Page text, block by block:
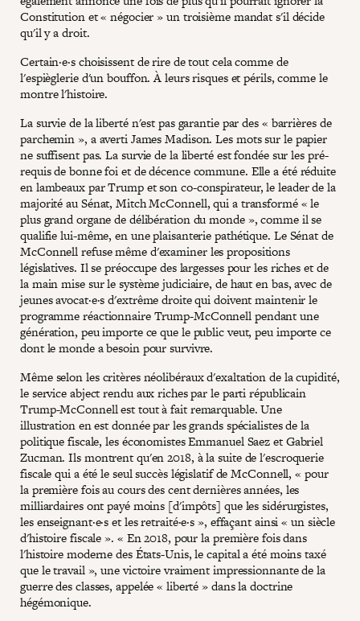
Constitution et « négocier » un troisième mandat s'il décide
qu'il y a droit.
Certain·e·s choisissent de rire de tout cela comme de
l'espièglerie d'un bouffon. À leurs risques et périls, comme le
montre l'histoire.
La survie de la liberté n'est pas garantie par des « barrières de
parchemin », a averti James Madison. Les mots sur le papier
ne suffisent pas. La survie de la liberté est fondée sur les pré-
requis de bonne foi et de décence commune. Elle a été réduite
en lambeaux par Trump et son co-conspirateur, le leader de la
majorité au Sénat, Mitch McConnell, qui a transformé « le
plus grand organe de délibération du monde », comme il se
qualifie lui-même, en une plaisanterie pathétique. Le Sénat de
McConnell refuse même d'examiner les propositions
législatives. Il se préoccupe des largesses pour les riches et de
la main mise sur le système judiciaire, de haut en bas, avec de
jeunes avocat·e·s d'extrême droite qui doivent maintenir le
programme réactionnaire Trump-McConnell pendant une
génération, peu importe ce que le public veut, peu importe ce
dont le monde a besoin pour survivre.
Même selon les critères néolibéraux d'exaltation de la cupidité,
le service abject rendu aux riches par le parti républicain
Trump-McConnell est tout à fait remarquable. Une
illustration en est donnée par les grands spécialistes de la
politique fiscale, les économistes Emmanuel Saez et Gabriel
Zucman. Ils montrent qu'en 2018, à la suite de l'escroquerie
fiscale qui a été le seul succès législatif de McConnell, « pour
la première fois au cours des cent dernières années, les
milliardaires ont payé moins [d'impôts] que les sidérurgistes,
les enseignant·e·s et les retraité·e·s », effaçant ainsi « un siècle
d'histoire fiscale ». « En 2018, pour la première fois dans
l'histoire moderne des États-Unis, le capital a été moins taxé
que le travail », une victoire vraiment impressionnante de la
guerre des classes, appelée « liberté » dans la doctrine
hégémonique.